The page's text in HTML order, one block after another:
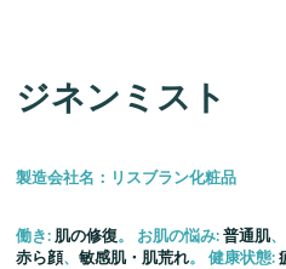
ジネンミスト
製造会社名：リスブラン化粧品
働き: 肌の修復。 お肌の悩み:普通肌、
赤ら顔、敏感肌・肌荒れ。 健康状態: